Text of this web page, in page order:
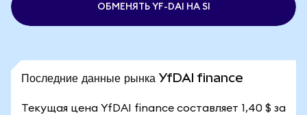
ОБМЕНЯТЬ YF-DAI НА SI
Последние данные рынка YfDAI finance
Текущая цена YfDAI finance составляет 1,40 $ за